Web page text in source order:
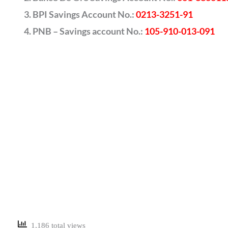
BPI Savings Account No.:0213-3251-91
PNB – Savings account No.: 105-910-013-091
1,186 total views